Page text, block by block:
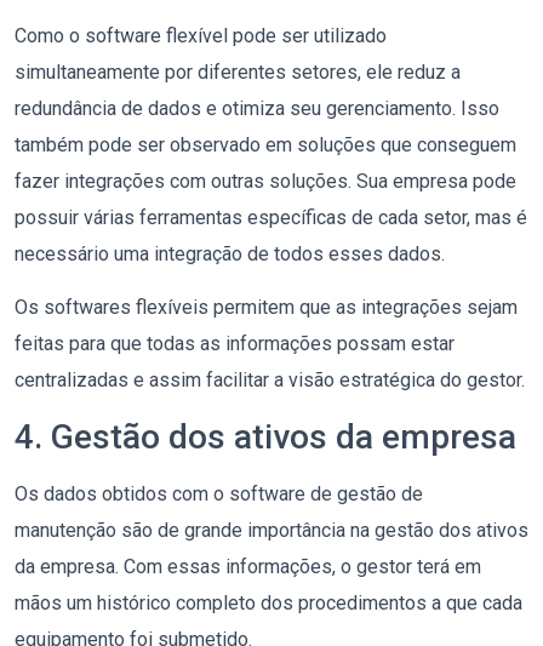
Como o software flexível pode ser utilizado
simultaneamente por diferentes setores, ele reduz a
redundância de dados e otimiza seu gerenciamento. Isso
também pode ser observado em soluções que conseguem
fazer integrações com outras soluções. Sua empresa pode
possuir várias ferramentas específicas de cada setor, mas é
necessário uma integração de todos esses dados.
Os softwares flexíveis permitem que as integrações sejam
feitas para que todas as informações possam estar
centralizadas e assim facilitar a visão estratégica do gestor.
4. Gestão dos ativos da empresa
Os dados obtidos com o software de gestão de
manutenção são de grande importância na gestão dos ativos
da empresa. Com essas informações, o gestor terá em
mãos um histórico completo dos procedimentos a que cada
equipamento foi submetido.